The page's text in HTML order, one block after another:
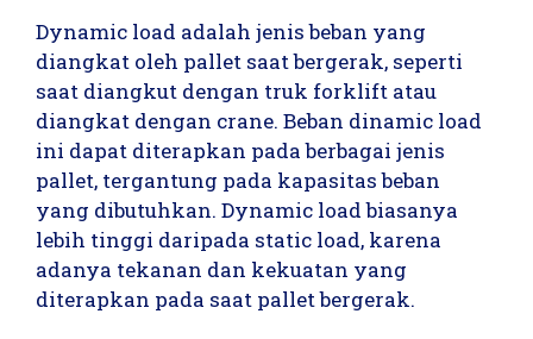
Dynamic load adalah jenis beban yang
diangkat oleh pallet saat bergerak, seperti
saat diangkut dengan truk forklift atau
diangkat dengan crane. Beban dinamic load
ini dapat diterapkan pada berbagai jenis
pallet, tergantung pada kapasitas beban
yang dibutuhkan. Dynamic load biasanya
lebih tinggi daripada static load, karena
adanya tekanan dan kekuatan yang
diterapkan pada saat pallet bergerak.